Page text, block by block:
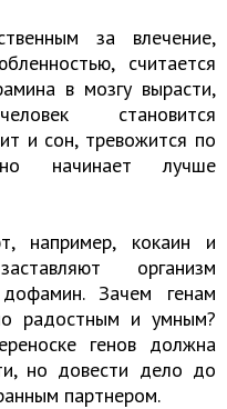
за влечение,
считается
в мозгу вырасти,
становится
и сон, тревожится по
начинает лучше
например, кокаин и
организм
Зачем генам
радостным и умным?
генов должна
но довести дело до
партнером.